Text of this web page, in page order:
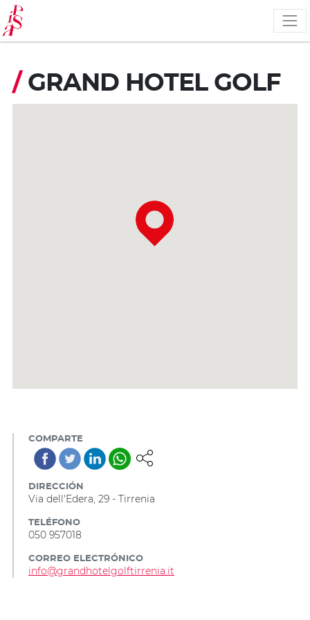
Pasar
al
contenido
principal
/ GRAND HOTEL GOLF
COMPARTE
DIRECCIÓN
Via dell'Edera, 29 - Tirrenia
TELÉFONO
050 957018
CORREO ELECTRÓNICO
info@grandhotelgolftirrenia.it